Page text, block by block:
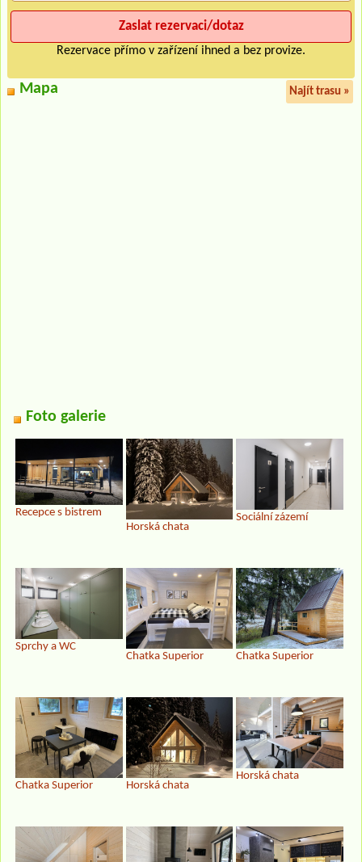
Rezervace přímo v zařízení ihned a bez provize.
Mapa Najít trasu »
Foto galerie
Recepce s bistrem
Horská chata
Sociální zázemí
Sprchy a WC
Chatka Superior Chatka Superior
Chatka Superior Horská chata
Horská chata